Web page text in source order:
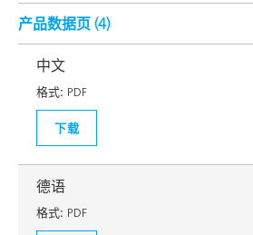
产品数据页 (4)
中文
格式: PDF
下载
德语
格式: PDF